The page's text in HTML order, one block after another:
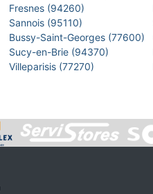
Fresnes (94260)
Sannois (95110)
Bussy-Saint-Georges (77600)
Sucy-en-Brie (94370)
Villeparisis (77270)